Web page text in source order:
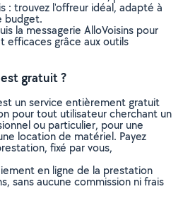
: trouvez l'offreur idéal, adapté à
budget.
la messagerie AlloVoisins pour
efficaces grâce aux outils
gratuit ?
un service entièrement gratuit
pour tout utilisateur cherchant un
ou particulier, pour une
location de matériel. Payez
fixé par vous,
en ligne de la prestation
sans aucune commission ni frais